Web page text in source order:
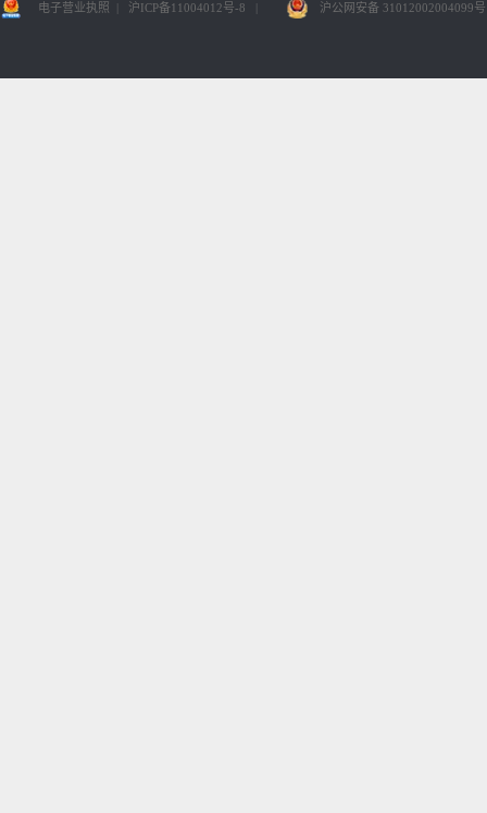
电子营业执照 沪ICP备11004012号-8 沪公网安备 31012002004099号